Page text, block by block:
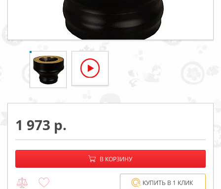
1 973
−
В КОРЗИНУ
КУПИТЬ В 1 КЛИК